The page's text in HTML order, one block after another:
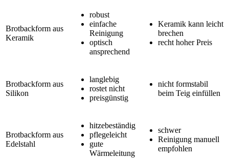
Brotbackform aus
Keramik
robust
einfache
Reinigung
optisch
ansprechend
Keramik kann leicht
brechen
recht hoher Preis
Brotbackform aus
Silikon
langlebig
rostet nicht
preisgünstig
nicht formstabil
beim Teig einfüllen
Brotbackform aus
Edelstahl
hitzebeständig
pflegeleicht
gute
Wärmeleitung
schwer
Reinigung manuell
empfohlen